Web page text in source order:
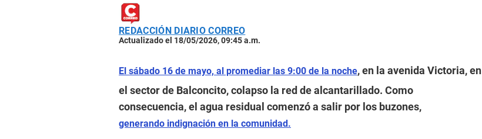
REDACCIÓN DIARIO CORREO
Actualizado el 18/05/2026, 09:45 a.m.
El sábado 16 de mayo, al promediar las 9:00 de la noche, en la avenida Victoria, en
el sector de Balconcito, colapso la red de alcantarillado. Como
consecuencia, el agua residual comenzó a salir por los buzones,
generando indignación en la comunidad.